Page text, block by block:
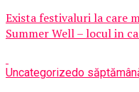
Exista festivaluri la care
Summer Well – locul in
Uncategorizedo